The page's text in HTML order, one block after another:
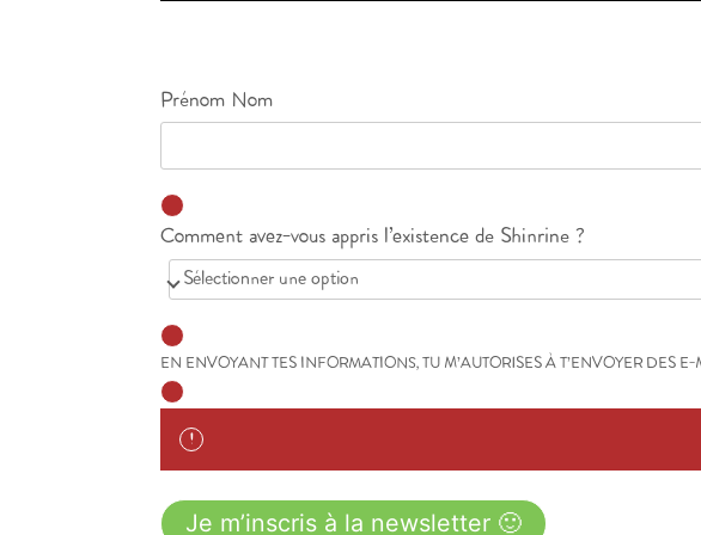
Prénom Nom
Comment avez-vous appris l’existence de Shinrine ?
EN ENVOYANT TES INFORMATIONS, TU M’AUTORISES À T’ENVOYER DES
Je m’inscris à la newsletter 🙂